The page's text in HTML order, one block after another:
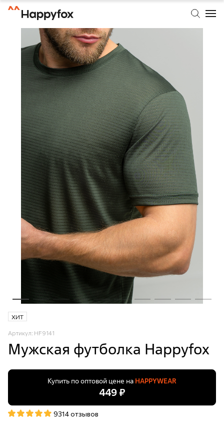
ХИТ
Артикул: HF9141
Мужская футболка Happyfox
Купить по оптовой цене на HAPPYWEAR
449 ₽
9314 отзывов